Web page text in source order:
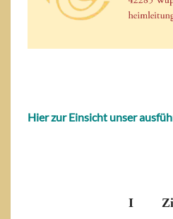
Hier zur Einsicht unser
I